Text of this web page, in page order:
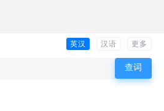
英汉 汉语 更多